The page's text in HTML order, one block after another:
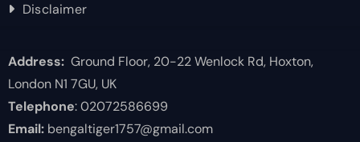
Disclaimer
Address:Ground Floor, 20-22 Wenlock Rd, Hoxton,
London N1 7GU, UK
Telephone: 02072586699
Email:bengaltiger1757@gmail.com